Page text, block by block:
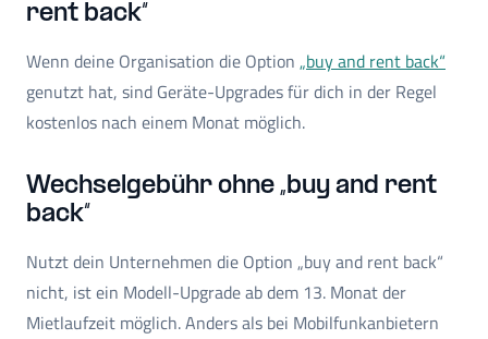
rent back“
Wenn deine Organisation die Option „buy and rent back“
genutzt hat, sind Geräte-Upgrades für dich in der Regel
kostenlos nach einem Monat möglich.
Wechselgebühr ohne „buy and rent
back“
Nutzt dein Unternehmen die Option „buy and rent back“
nicht, ist ein Modell-Upgrade ab dem 13. Monat der
Mietlaufzeit möglich. Anders als bei Mobilfunkanbietern